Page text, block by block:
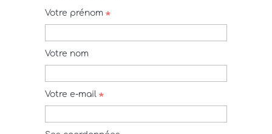
Votre prénom
Votre nom
Votre e-mail